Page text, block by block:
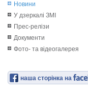
Новини
У дзеркалі ЗМІ
Прес-релізи
Документи
Фото- та відеогалерея
наша сторінка на